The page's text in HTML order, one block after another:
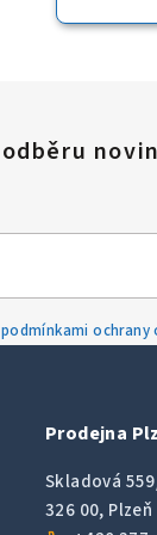
podmínkami ochrany
Prodejna
Skladová
326 00, Plzeň